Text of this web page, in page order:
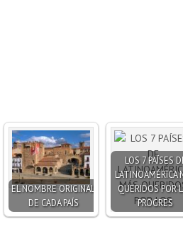
EL NOMBRE ORIGINAL
DE CADA PAÍS
LOS 7 PAÍSES
LATINOAMÉRICA
QUERIDOS POR
PROGRES